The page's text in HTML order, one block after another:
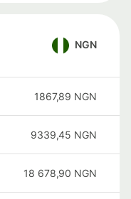
NGN
1867,89 NGN
9339,45 NGN
18 678,90 NGN